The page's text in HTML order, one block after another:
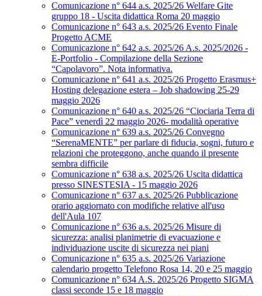
Comunicazione n° 644 a.s. 2025/26 Welfare Gite
gruppo 18 - Uscita didattica Roma 20 maggio
Comunicazione n° 643 a.s. 2025/26 Evento Finale
Progetto ACME
Comunicazione n° 642 a.s. 2025/26 A.s. 2025/2026 -
E-Portfolio - Compilazione della Sezione
“Capolavoro”. Nota informativa.
Comunicazione n° 641 a.s. 2025/26 Progetto Erasmus+
Hosting delegazione estera – Job shadowing 25-29
maggio 2026
Comunicazione n° 640 a.s. 2025/26 “Ciociaria Terra di
Pace” venerdì 22 maggio 2026- modalità operative
Comunicazione n° 639 a.s. 2025/26 Convegno
“SerenaMENTE” per parlare di fiducia, sogni, futuro e
relazioni che proteggono, anche quando il presente
sembra difficile
Comunicazione n° 638 a.s. 2025/26 Uscita didattica
presso SINESTESIA - 15 maggio 2026
Comunicazione n° 637 a.s. 2025/26 Pubblicazione
orario aggiornato con modifiche relative all'uso
dell'Aula 107
Comunicazione n° 636 a.s. 2025/26 Misure di
sicurezza: analisi planimetrie di evacuazione e
individuazione uscite di sicurezza nei piani
Comunicazione n° 635 a.s. 2025/26 Variazione
calendario progetto Telefono Rosa 14, 20 e 25 maggio
Comunicazione n° 634 A.S. 2025/26 Progetto SIGMA
classi seconde 15 e 18 maggio